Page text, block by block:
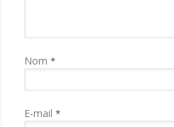
Nom *
E-mail *